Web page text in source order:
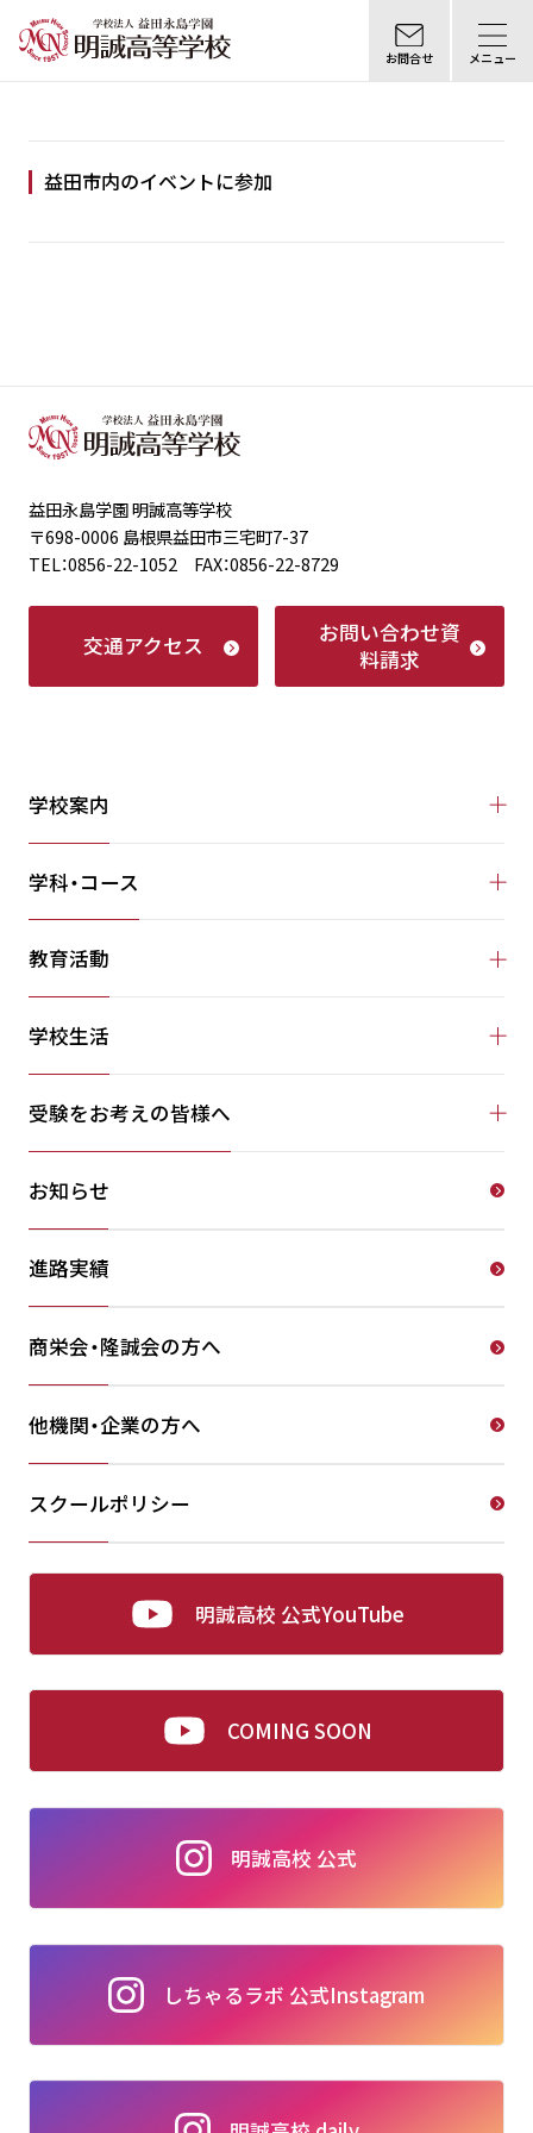
お問合せ メニュー
益田市内のイベントに参加
益田永島学園 明誠高等学校
〒698-0006 島根県益田市三宅町7-37
TEL：0856-22-1052 FAX：0856-22-8729
交通アクセス お問い合わせ資
料請求
学校案内
学科・コース
教育活動
学校生活
受験をお考えの皆様へ
お知らせ
進路実績
商栄会・隆誠会の方へ
他機関・企業の方へ
スクールポリシー
明誠高校 公式YouTube
COMING SOON
明誠高校 公式
しちゃるラボ 公式Instagram